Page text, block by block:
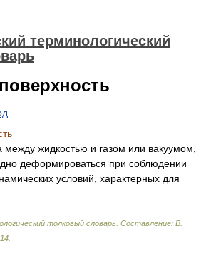
терминологический
между жидкостью и газом или вакуумом,
деформироваться при соблюдении
условий, характерных для
толковый словарь Составление: В.